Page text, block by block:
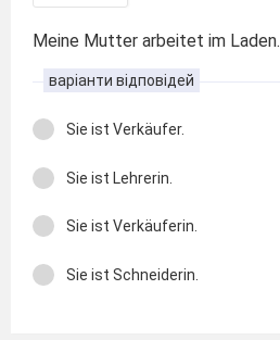
Meine Mutter arbeitet im Laden.
варіанти відповідей
Sie ist Verkäufer.
Sie ist Lehrerin.
Sie ist Verkäuferin.
Sie ist Schneiderin.